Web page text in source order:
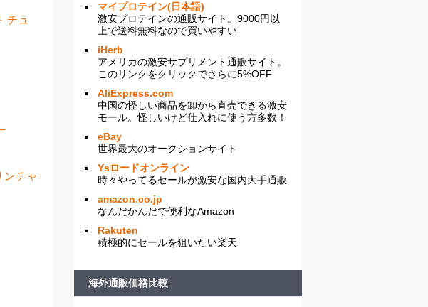
チュ
チャ
マイプロテイン(日本語)
激安プロテインの通販サイト。9000円以
上で送料無料なので買いやすい
iHerb
アメリカの激安サプリメント通販サイト。
このリンクをクリックでさらに5%OFF
AliExpress.com
中国の怪しい商品を卸から直売できる激安
モール。怪しいけど仕入れに使う方多数！
eBay
世界最大のオークションサイト
Ysロードオンライン
時々やってるセールが激安な国内大手通販
amazon.co.jp
なんだかんだで便利なAmazon
Rakuten
積極的にセールを狙いたい楽天
海外通販価格比較